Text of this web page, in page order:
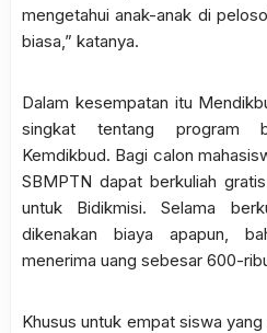
mengetahui anak-anak di
biasa,” katanya.
Dalam kesempatan itu
singkat tentang program
Kemdikbud. Bagi calon
SBMPTN dapat berkuliah
untuk Bidikmisi. Selama
dikenakan biaya apapun,
menerima uang sebesar 600-
Khusus untuk empat siswa